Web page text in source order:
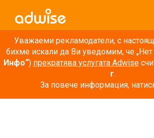
Уважаеми рекламодатели, с
бихме искали да Ви уведомим, че
Инфо“) прекратява услугата Adwise
г.
За повече информация,